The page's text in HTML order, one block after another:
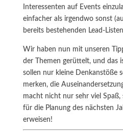
Interessenten auf Events
einfacher als irgendwo sonst
bereits bestehenden Lead-
Wir haben nun mit unseren
der Themen gerüttelt, und das
sollen nur kleine Denkanstöße
merken, die
macht nicht nur sehr viel
für die Planung des nächsten
erweisen!